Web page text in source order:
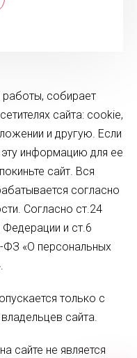
работы, собирает
сайта: cookie,
и другую. Если
информацию для ее
сайт. Вся
согласно
Согласно ст.24
и ст.6
«О персональных
только с
сайта.
сайте не является